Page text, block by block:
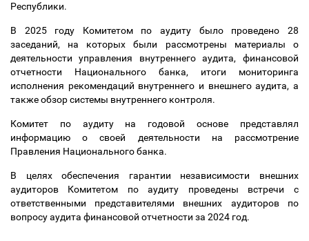
Республики.
В 2025 году Комитетом по аудиту было проведено 28
заседаний, на которых были рассмотрены материалы о
деятельности управления внутреннего аудита, финансовой
отчетности Национального банка, итоги мониторинга
исполнения рекомендаций внутреннего и внешнего аудита, а
также обзор системы внутреннего контроля.
Комитет по аудиту на годовой основе представлял
информацию о своей деятельности на рассмотрение
Правления Национального банка.
В целях обеспечения гарантии независимости внешних
аудиторов Комитетом по аудиту проведены встречи с
ответственными представителями внешних аудиторов по
вопросу аудита финансовой отчетности за 2024 год.